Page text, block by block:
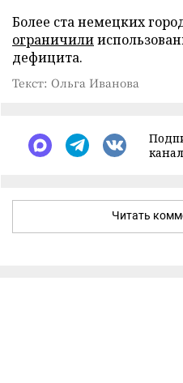
Более ста немецких
ограничили
дефицита.
Текст: Ольга Иванова
Читать